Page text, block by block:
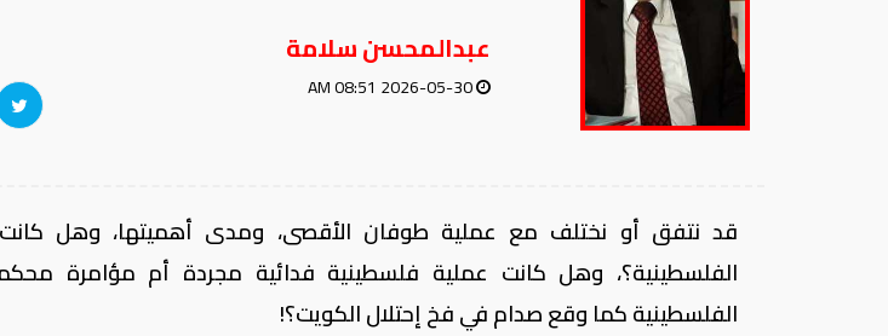
عبدالمحسن سلامة
2026-05-30 08:51 AM
قد نتفق أو نختلف مع عملية طوفان الأقصى، ومدى أهميتها، وهل
الفلسطينية؟، وهل كانت عملية فلسطينية فدائية مجردة أم مؤامرة
الفلسطينية كما وقع صدام في فخ إحتلال الكويت؟!